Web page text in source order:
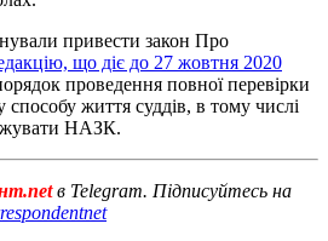
привести закон Про
що діє до 27 жовтня 2020
проведення повної перевірки
способу життя суддів, в тому числі
НАЗК.
в Telegram. Підписуйтесь на